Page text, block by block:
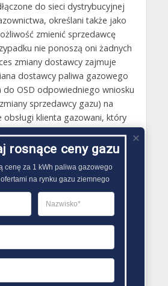
do sieci dystrybucyjnej
określani także jako
zmienić sprzedawcę
nie ponoszą oni żadnych
zmiany dostawcy zajmuje
dostawcy paliwa gazowego
do OSD odpowiedniego wniosku
sprzedawcy gazu) na
obsługi klienta gazowani, który
na stronie gazowni.
Ząbkowice Śląskie
Śląskie
Śląskie
Śląskie
Ząbkowice Śląskie
OFERT GAZU
rosnące ceny gazu
cenę za 1 kWh paliwa gazowego
na rynku gazu ziemnego